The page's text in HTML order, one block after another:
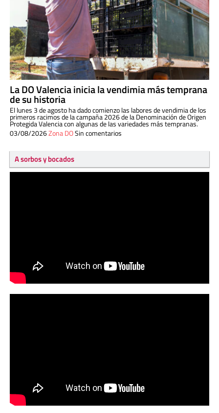
La DO Valencia inicia la vendimia más temprana
de su historia
El lunes 3 de agosto ha dado comienzo las labores de vendimia de los
primeros racimos de la campaña 2026 de la Denominación de Origen
Protegida Valencia con algunas de las variedades más tempranas.
03/08/2026Zona DOSin comentarios
A sorbos y bocados